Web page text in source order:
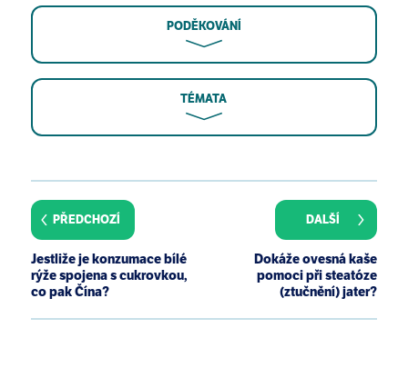
PODĚKOVÁNÍ
TÉMATA
2007 Feb;6(2):167-70.
D T Alexandrescu, J G Valliant, C A Dasanu. Effect of
treatment with a colloidal oatmeal lotion on the
acneform eruption induced by epidermal growth
factor receptor and multiple tyrosine-kinase
PŘEDCHOZÍ
Jestliže je konzumace bílé
rýže spojena s cukrovkou,
co pak Čína?
Dokáže ovesná kaše
pomoci při steatóze
(ztučnění) jater?
DALŠÍ